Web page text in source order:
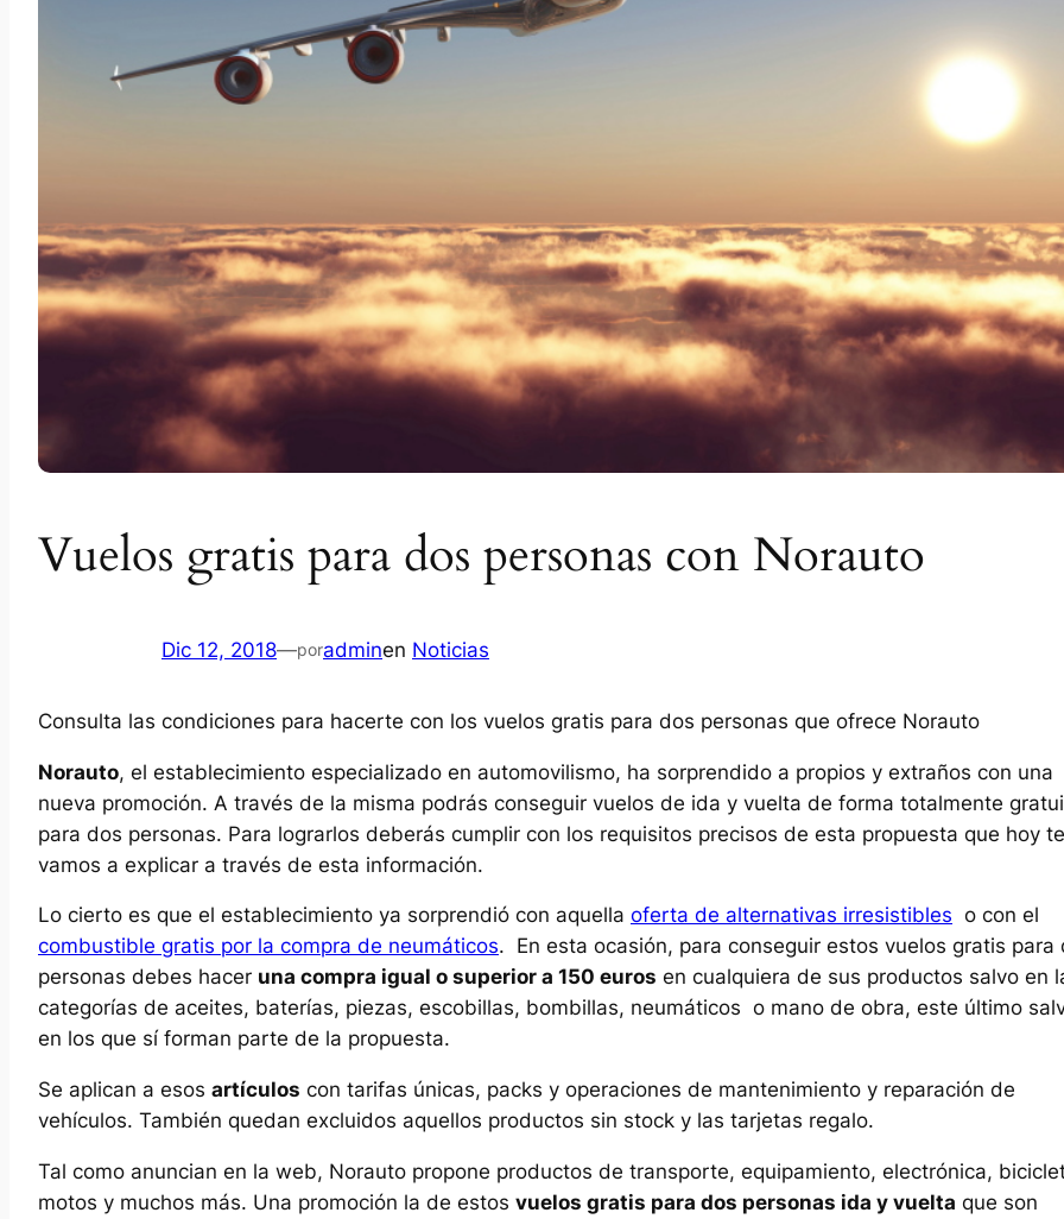
Vuelos gratis para dos personas con Norauto
Dic 12, 2018—poradminen Noticias
Consulta las condiciones para hacerte con los vuelos gratis para dos personas que ofrece Norauto
Norauto, el establecimiento especializado en automovilismo, ha sorprendido a propios y extraños con una
nueva promoción. A través de la misma podrás conseguir vuelos de ida y vuelta de forma totalmente
para dos personas. Para lograrlos deberás cumplir con los requisitos precisos de esta propuesta que hoy te
vamos a explicar a través de esta información.
Lo cierto es que el establecimiento ya sorprendió con aquella oferta de alternativas irresistibles o con el
combustible gratis por la compra de neumáticos. En esta ocasión, para conseguir estos vuelos gratis para
personas debes hacer una compra igual o superior a 150 euros en cualquiera de sus productos salvo en
categorías de aceites, baterías, piezas, escobillas, bombillas, neumáticos o mano de obra, este último
en los que sí forman parte de la propuesta.
Se aplican a esos artículos con tarifas únicas, packs y operaciones de mantenimiento y reparación de
vehículos. También quedan excluidos aquellos productos sin stock y las tarjetas regalo.
Tal como anuncian en la web, Norauto propone productos de transporte, equipamiento, electrónica,
motos y muchos más. Una promoción la de estos vuelos gratis para dos personas ida y vuelta que son